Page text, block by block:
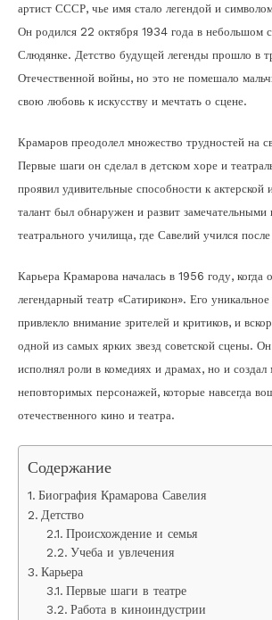
артист СССР, чье имя стало легендой и
Он родился 22 октября 1934 года в небольшом
Слюдянке. Детство будущей легенды прошло в
Отечественной войны, но это не помешало
свою любовь к искусству и мечтать о сцене.
Крамаров преодолел множество трудностей на
Первые шаги он сделал в детском хоре и
проявил удивительные способности к актерской
талант был обнаружен и развит замечательными
театрального училища, где Савелий учился
Карьера Крамарова началась в 1956 году, когда
легендарный театр «Сатирикон». Его
привлекло внимание зрителей и критиков, и
одной из самых ярких звезд советской сцены.
исполнял роли в комедиях и драмах, но и создал
неповторимых персонажей, которые навсегда
отечественного кино и театра.
Содержание
Биография Крамарова Савелия
Детство
Происхождение и семья
Учеба и увлечения
Карьера
Первые шаги в театре
Работа в киноиндустрии